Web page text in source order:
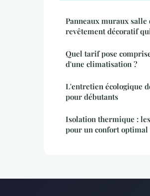
Panneaux muraux salle
revêtement décoratif
Quel tarif pose
d'une climatisation ?
L'entretien écologique
pour débutants
Isolation thermique :
pour un confort optimal